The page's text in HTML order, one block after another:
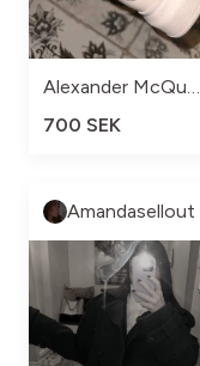
Alexander McQueen
700 SEK
Amandasellout